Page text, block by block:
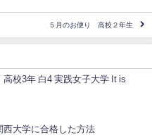
５月のお便り 高校２年生
女子大学 It is
西大学に合格した方法